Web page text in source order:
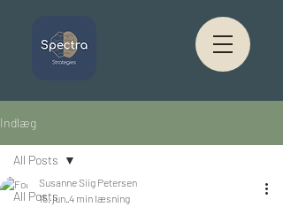
Indlæg
All Posts
All Posts
Susanne Siig Petersen
15. jun. 4 min læsning